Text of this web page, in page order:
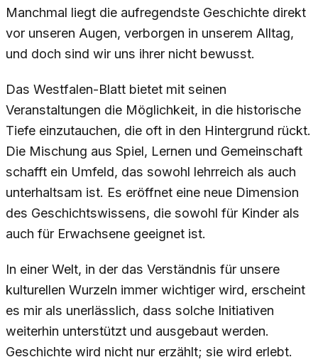
Manchmal liegt die aufregendste Geschichte direkt
vor unseren Augen, verborgen in unserem Alltag,
und doch sind wir uns ihrer nicht bewusst.
Das Westfalen-Blatt bietet mit seinen
Veranstaltungen die Möglichkeit, in die historische
Tiefe einzutauchen, die oft in den Hintergrund rückt.
Die Mischung aus Spiel, Lernen und Gemeinschaft
schafft ein Umfeld, das sowohl lehrreich als auch
unterhaltsam ist. Es eröffnet eine neue Dimension
des Geschichtswissens, die sowohl für Kinder als
auch für Erwachsene geeignet ist.
In einer Welt, in der das Verständnis für unsere
kulturellen Wurzeln immer wichtiger wird, erscheint
es mir als unerlässlich, dass solche Initiativen
weiterhin unterstützt und ausgebaut werden.
Geschichte wird nicht nur erzählt; sie wird erlebt.